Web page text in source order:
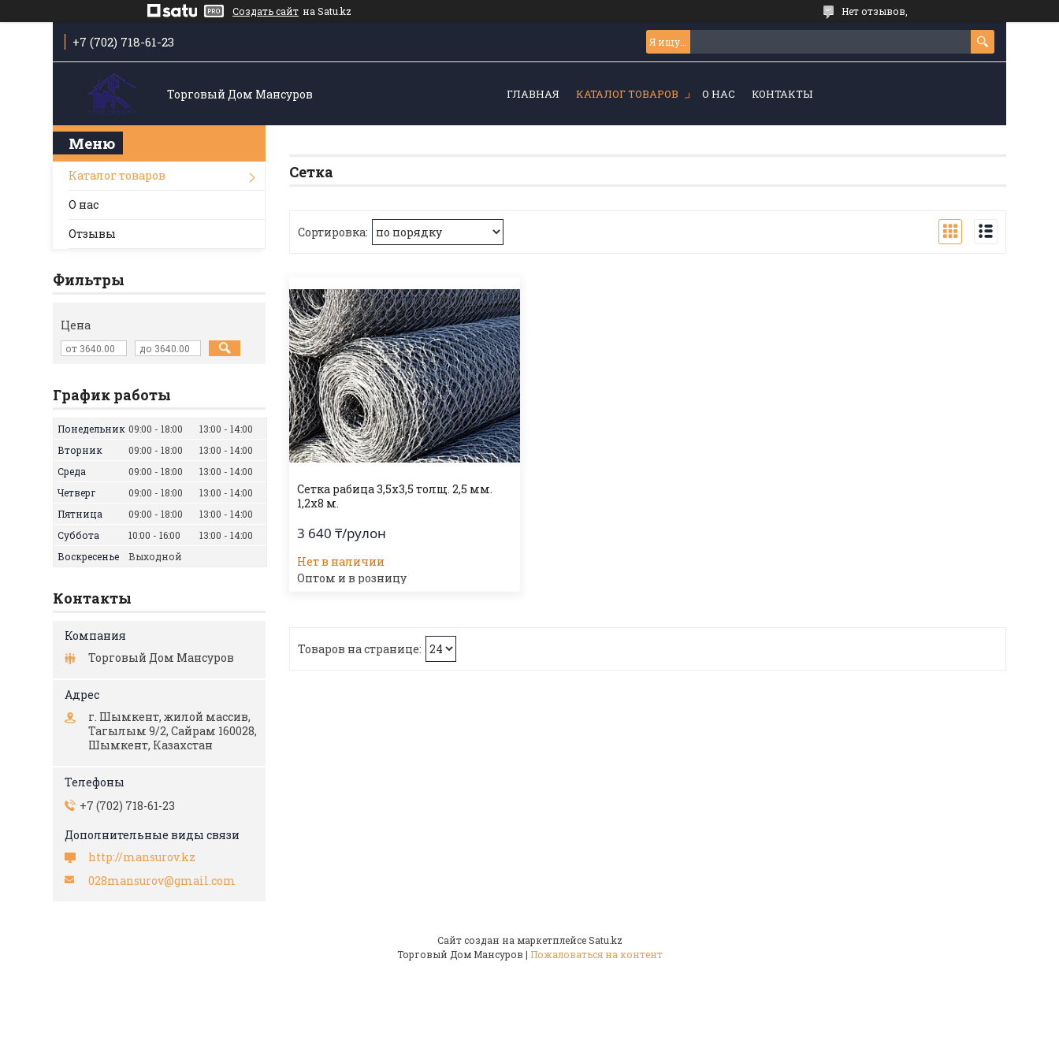
Создать сайт на Satu.kz Нет отзывов,
+7 (702) 718-61-23
Торговый Дом Мансуров ГЛАВНАЯ КАТАЛОГ ТОВАРОВ О НАС КОНТАКТЫ
Сетка
Сетка рабица 3,5х3,5 толщ. 2,5 мм.
1,2х8 м.
3 640 ₸/рулон
Нет в наличии
Оптом и в розницу
Каталог товаров
О нас
Отзывы
Фильтры
Цена
График работы
Понедельник 09:00 18:00 13:00
14:00
Вторник
09:00 18:00 13:00
14:00
Среда
09:00 18:00 13:00
14:00
Четверг
09:00 18:00 13:00
14:00
Пятница
09:00 18:00 13:00
14:00
Суббота
10:00 16:00 13:00
14:00
Воскресенье
Выходной
Контакты
Торговый Дом Мансуров
г. Шымкент, жилой массив,
Тагылым 9/2, Сайрам 160028,
Шымкент, Казахстан
+7 (702) 718-61-23
http://mansurov.kz
028mansurov@gmail.com
Сайт создан на маркетплейсеSatu.kz
Торговый Дом Мансуров | Пожаловаться на контент